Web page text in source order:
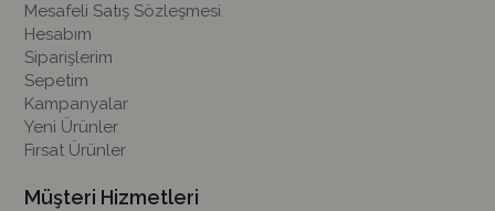
Mesafeli Satış Sözleşmesi
Hesabım
Siparişlerim
Sepetim
Kampanyalar
Yeni Ürünler
Fırsat Ürünler
Müşteri Hizmetleri